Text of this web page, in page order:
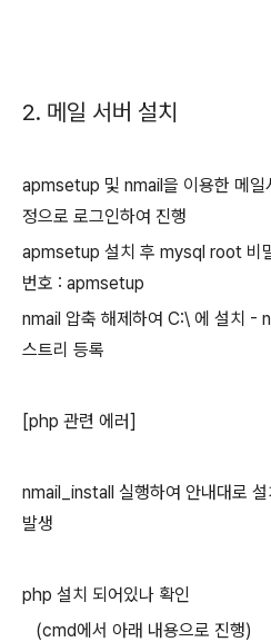
2. 메일 서버 설치
apmsetup 및 nmail을 이용한 메
정으로 로그인하여 진행
apmsetup 설치 후 mysql root 비
번호 : apmsetup
nmail 압축 해제하여 C:\ 에 설치 -
스트리 등록
[php 관련 에러]
nmail_install 실행하여 안내대로
발생
php 설치 되어있나 확인
(cmd에서 아래 내용으로 진행)